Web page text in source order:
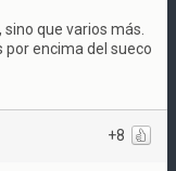
que varios más.
por encima del sueco
+8